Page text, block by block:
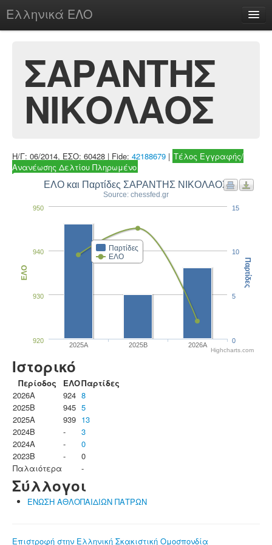
Ελληνικά ΕΛΟ
chesstu.be @ discord
Login
ΣΑΡΑΝΤΗΣ
ΝΙΚΟΛΑΟΣ
Η/Γ: 06/2014, ΕΣΟ: 60428 | Fide: 42188679 | Τέλος Εγγραφής/
Ανανέωσης Δελτίου Πληρωμένο
ΕΛΟ και Παρτίδες ΣΑΡΑΝΤΗΣ ΝΙΚΟΛΑΟΣ
Source: chessfed.gr
Παρτίδες
ΕΛΟ
2025A 2025B 2026A
920
930
940
950
ΕΛΟ
0
5
10
15
Παρτίδες
Highcharts.com
Ιστορικό
Περίοδος ΕΛΟΠαρτίδες
2026A
924 8
2025B
945 5
2025A
939 13
2024B
-
3
2024A
-
0
2023B
-
0
Παλαιότερα
-
Σύλλογοι
ΕΝΩΣΗ ΑΘΛΟΠΑΙΔΙΩΝ ΠΑΤΡΩΝ
Επιστροφή στην Ελληνική Σκακιστική Ομοσπονδία